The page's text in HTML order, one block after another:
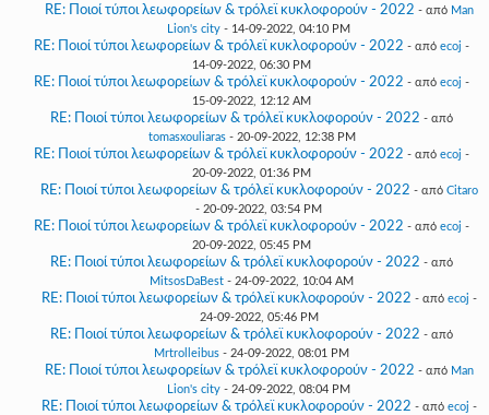
RE: Ποιοί τύποι λεωφορείων & τρόλεϊ κυκλοφορούν - 2022 - από Man
Lion's city - 14-09-2022, 04:10 PM
RE: Ποιοί τύποι λεωφορείων & τρόλεϊ κυκλοφορούν - 2022 - από ecoj -
14-09-2022, 06:30 PM
RE: Ποιοί τύποι λεωφορείων & τρόλεϊ κυκλοφορούν - 2022 - από ecoj -
15-09-2022, 12:12 AM
RE: Ποιοί τύποι λεωφορείων & τρόλεϊ κυκλοφορούν - 2022 - από
tomasxouliaras- 20-09-2022, 12:38 PM
RE: Ποιοί τύποι λεωφορείων & τρόλεϊ κυκλοφορούν - 2022 - από ecoj -
20-09-2022, 01:36 PM
RE: Ποιοί τύποι λεωφορείων & τρόλεϊ κυκλοφορούν - 2022 - από Citaro
- 20-09-2022, 03:54 PM
RE: Ποιοί τύποι λεωφορείων & τρόλεϊ κυκλοφορούν - 2022 - από ecoj -
20-09-2022, 05:45 PM
RE: Ποιοί τύποι λεωφορείων & τρόλεϊ κυκλοφορούν - 2022 - από
MitsosDaBest - 24-09-2022, 10:04 AM
RE: Ποιοί τύποι λεωφορείων & τρόλεϊ κυκλοφορούν - 2022 - από ecoj -
24-09-2022, 05:46 PM
RE: Ποιοί τύποι λεωφορείων & τρόλεϊ κυκλοφορούν - 2022 - από
Mrtrolleibus - 24-09-2022, 08:01 PM
RE: Ποιοί τύποι λεωφορείων & τρόλεϊ κυκλοφορούν - 2022 - από Man
Lion's city - 24-09-2022, 08:04 PM
RE: Ποιοί τύποι λεωφορείων & τρόλεϊ κυκλοφορούν - 2022 - από ecoj -